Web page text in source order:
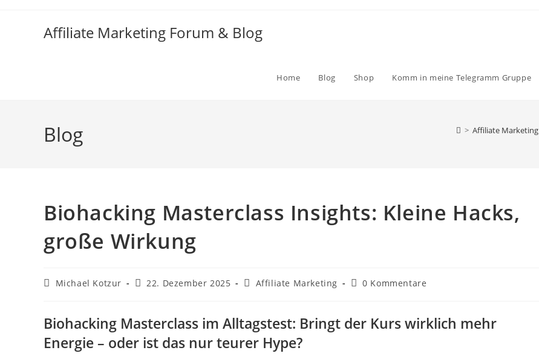
Affiliate Marketing Forum & Blog
Home Blog Shop Komm in meine Telegramm Gruppe
Blog > Affiliate Marketing
Biohacking Masterclass Insights: Kleine Hacks,
große Wirkung
Beitrags-
Michael Kotzur
Beitrag
22. Dezember 2025
Beitrags-
Affiliate Marketing
Beitrags-
0 Kommentare
Biohacking Masterclass im Alltagstest: Bringt der Kurs wirklich mehr
Energie – oder ist das nur teurer Hype?